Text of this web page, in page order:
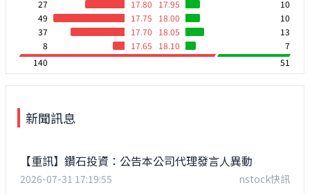
27
17.80
49
17.75
37
17.70
8
17.65
17.95
10
18.00
10
18.05
13
18.10
7
140
51
新聞訊息
【重訊】鑽石投資：公告本公司代理發言人異動
2026-07-31 17:19:55 nstock快訊